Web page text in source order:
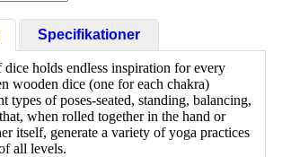
Specifikationer
holds endless inspiration for every
wooden dice (one for each chakra)
types of poses-seated, standing, balancing,
when rolled together in the hand or
itself, generate a variety of yoga practices
all levels.